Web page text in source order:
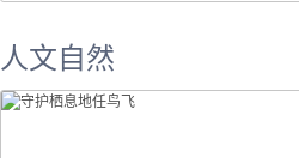
人文自然